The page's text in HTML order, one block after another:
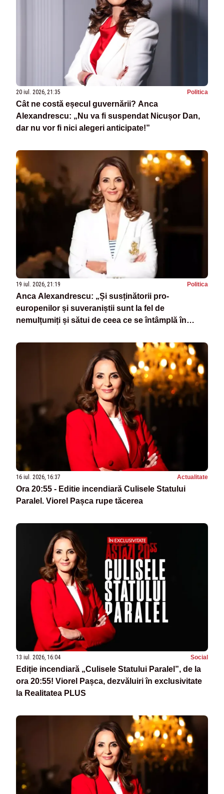
20 iul. 2026, 21:35 Politica
Cât ne costă eșecul guvernării? Anca
Alexandrescu: „Nu va fi suspendat Nicușor Dan,
dar nu vor fi nici alegeri anticipate!”
19 iul. 2026, 21:19 Politica
Anca Alexandrescu: „Și susținătorii pro-
europenilor și suveraniștii sunt la fel de
nemulțumiți și sătui de ceea ce se întâmplă în
16 iul. 2026, 16:37 Actualitate
Ora 20:55 - Editie incendiară Culisele Statului
Paralel. Viorel Pașca rupe tăcerea
13 iul. 2026, 16:04 Social
Ediție incendiară „Culisele Statului Paralel”, de la
ora 20:55! Viorel Pașca, dezvăluiri în exclusivitate
la Realitatea PLUS